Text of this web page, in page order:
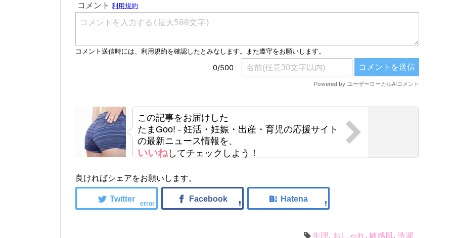
この記事をお届けした
たまGoo! - 妊活・妊娠・出産・育児の応援サイト
の最新ニュース情報を、
いいねしてチェックしよう！
良ければシェアをお願いします。
error
生理, おしゃれ, 敏感肌, 洗濯